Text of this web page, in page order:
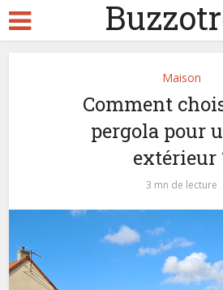
Maison
Comment
pergola pour
extérieur
3 mn de lecture